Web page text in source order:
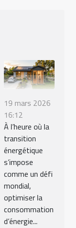
19 mars 2026
16:12
À l’heure où la
transition
énergétique
s’impose
comme un défi
mondial,
optimiser la
consommation
d’énergie...